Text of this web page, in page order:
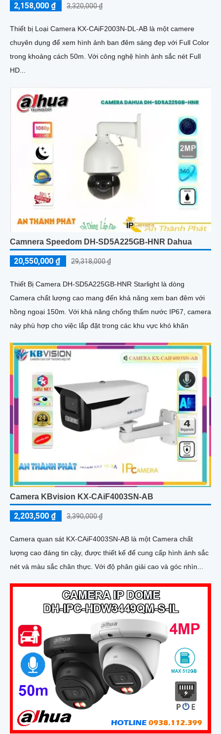
2,158,000 ₫ 3,320,000 ₫
Thiết bị Loại Camera KX-CAiF2003N-DL-AB là một camere
chuyên dụng để xem hình ảnh ban đêm sáng đẹp với Full Color
trong khoảng cách 50m. Với công nghệ hình ảnh sắc nét Full
HD...
Camnera Speedom DH-SD5A225GB-HNR Dahua
20,550,000 ₫ 29,318,000 ₫
Thiết Bị Camera DH-SD5A225GB-HNR Starlight là dòng
Camera chất lượng cao mang đến khả năng xem ban đêm với
hồng ngoại 150m. Với khả năng chống thấm nước IP67, camera
này phù hợp cho việc lắp đặt trong các khu vực khó khăn
Camera KBvision KX-CAiF4003SN-AB
2,203,500 ₫ 3,390,000 ₫
Camera quan sát KX-CAiF4003SN-AB là một Camera chất
lượng cao đáng tin cậy, được thiết kế để cung cấp hình ảnh sắc
nét và màu sắc chân thực. Với độ phân giải cao và góc nhìn...